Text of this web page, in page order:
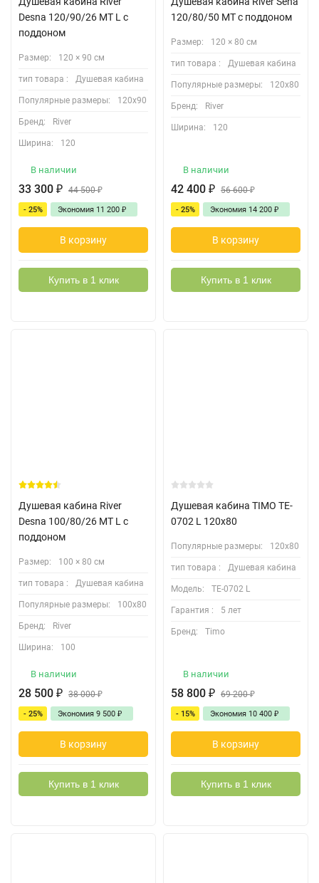
Desna 120/90/26 MT L с
поддоном
Размер: 120 × 90 см
тип товара : Душевая кабина
Популярные размеры: 120х90
Бренд: River
Ширина: 120
В наличии
33 300 ₽ 44 500₽
- 25% Экономия 11 200 ₽
В корзину
Купить в 1 клик
120/80/50 MT с поддоном
Размер: 120 × 80 см
тип товара : Душевая кабина
Популярные размеры: 120х80
Бренд: River
Ширина: 120
В наличии
42 400 ₽ 56 600₽
- 25% Экономия 14 200 ₽
В корзину
Купить в 1 клик
Душевая кабина River
Desna 100/80/26 MT L с
поддоном
Размер: 100 × 80 см
тип товара : Душевая кабина
Популярные размеры: 100х80
Бренд: River
Ширина: 100
В наличии
28 500 ₽ 38 000₽
- 25% Экономия 9 500 ₽
В корзину
Купить в 1 клик
Душевая кабина TIMO TE-
0702 L 120х80
Популярные размеры: 120х80
тип товара : Душевая кабина
Модель: TE-0702 L
Гарантия : 5 лет
Бренд: Timo
В наличии
58 800 ₽ 69 200₽
- 15% Экономия 10 400 ₽
В корзину
Купить в 1 клик